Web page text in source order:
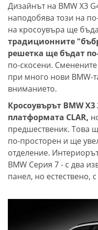
Дизайнът на BMW X3
наподобява този на
на кросоувъра ще
традиционните
решетка ще бъдат
по-скосени.
при много нови BMW-
вниманието.
Кросоувърът BMW
платформата CLAR,
предшественик. Това
по-просторен и ще
отделение.
BMW Серия 7 - с два
панел, но естествено,